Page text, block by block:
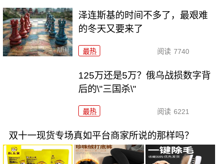
泽连斯基的时间不多了，最艰难
的冬天又要来了
最热 阅读 7740
125万还是5万？俄乌战损数字背
后的\"三国杀\"
最热 阅读 6221
双十一现货专场真如平台商家所说的那样吗？